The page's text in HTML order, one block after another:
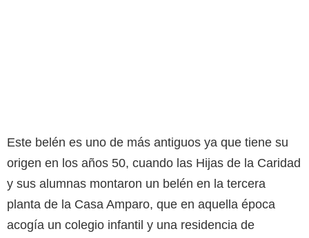
Este belén es uno de más antiguos ya que tiene su
origen en los años 50, cuando las Hijas de la Caridad
y sus alumnas montaron un belén en la tercera
planta de la Casa Amparo, que en aquella época
acogía un colegio infantil y una residencia de